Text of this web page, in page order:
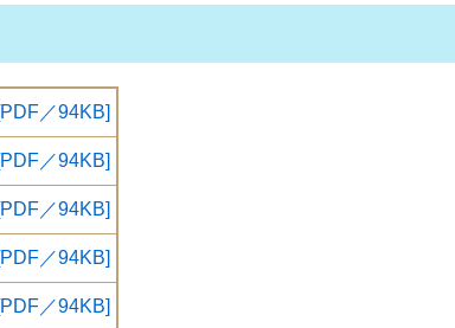
／94KB]
／94KB]
／94KB]
／94KB]
／94KB]